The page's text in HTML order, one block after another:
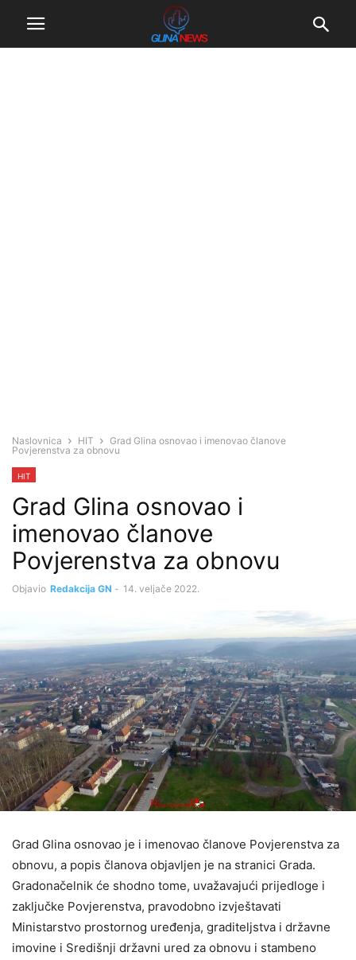
Naslovnica HIT
Grad Glina osnovao i imenovao članove
Povjerenstva za obnovu
HIT
Grad Glina osnovao i
imenovao članove
Povjerenstva za obnovu
Objavio Redakcija GN - 14. veljače 2022.
Grad Glina osnovao je i imenovao članove Povjerenstva za
obnovu, a popis članova objavljen je na stranici Grada.
Gradonačelnik će shodno tome, uvažavajući prijedloge i
zaključke Povjerenstva, pravodobno izvještavati
Ministarstvo prostornog uređenja, graditeljstva i državne
imovine i Središnji državni ured za obnovu i stambeno